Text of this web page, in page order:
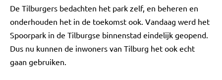
De Tilburgers bedachten het park zelf, en beheren en
onderhouden het in de toekomst ook. Vandaag werd het
Spoorpark in de Tilburgse binnenstad eindelijk geopend.
Dus nu kunnen de inwoners van Tilburg het ook echt
gaan gebruiken.